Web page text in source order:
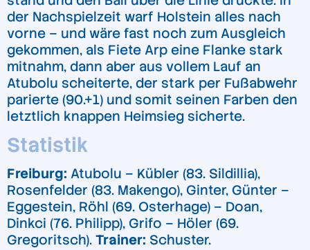
der Nachspielzeit warf Holstein alles nach
vorne – und wäre fast noch zum Ausgleich
gekommen, als Fiete Arp eine Flanke stark
mitnahm, dann aber aus vollem Lauf an
Atubolu scheiterte, der stark per Fußabwehr
parierte (90.+1) und somit seinen Farben den
letztlich knappen Heimsieg sicherte.
Statistik
Freiburg: Atubolu – Kübler (83. Sildillia),
Rosenfelder (83. Makengo), Ginter, Günter –
Eggestein, Röhl (69. Osterhage) – Doan,
Dinkci (76. Philipp), Grifo – Höler (69.
Gregoritsch). Trainer: Schuster.